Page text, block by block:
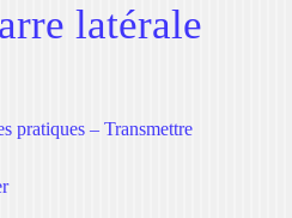
latérale
pratiques – Transmettre